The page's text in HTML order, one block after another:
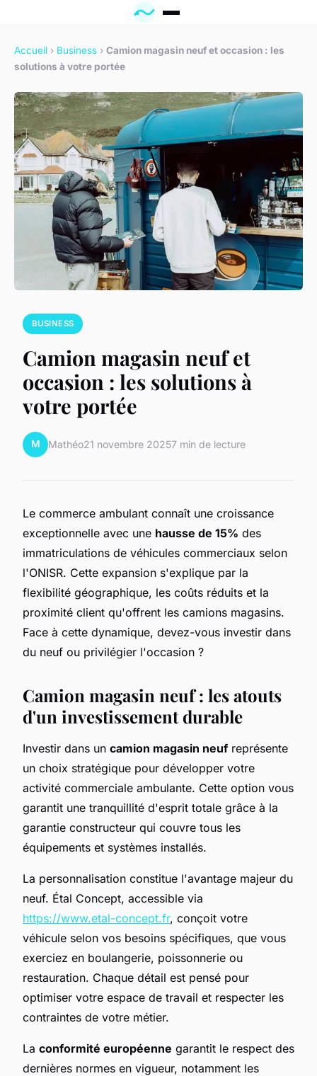
Accueil › Business › Camion magasin neuf et occasion : les
solutions à votre portée
BUSINESS
Camion magasin neuf et
occasion : les solutions à
votre portée
M Mathéo21 novembre 20257 min de lecture
Le commerce ambulant connaît une croissance
exceptionnelle avec une hausse de 15% des
immatriculations de véhicules commerciaux selon
l'ONISR. Cette expansion s'explique par la
flexibilité géographique, les coûts réduits et la
proximité client qu'offrent les camions magasins.
Face à cette dynamique, devez-vous investir dans
du neuf ou privilégier l'occasion ?
Camion magasin neuf : les atouts
d'un investissement durable
Investir dans un camion magasin neufreprésente
un choix stratégique pour développer votre
activité commerciale ambulante. Cette option vous
garantit une tranquillité d'esprit totale grâce à la
garantie constructeur qui couvre tous les
équipements et systèmes installés.
La personnalisation constitue l'avantage majeur du
neuf. Étal Concept, accessible via
https://www.etal-concept.fr, conçoit votre
véhicule selon vos besoins spécifiques, que vous
exerciez en boulangerie, poissonnerie ou
restauration. Chaque détail est pensé pour
optimiser votre espace de travail et respecter les
contraintes de votre métier.
La conformité européenne garantit le respect des
dernières normes en vigueur, notamment les